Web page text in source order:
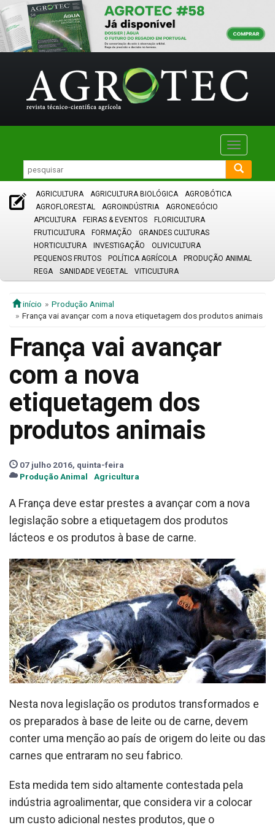
Toggle
AGRICULTURA AGRICULTURA BIOLÓGICA
AGROBÓTICA
AGROFLORESTAL
AGROINDÚSTRIA
AGRONEGÓCIO
APICULTURA
FEIRAS & EVENTOS
FLORICULTURA
FRUTICULTURA
FORMAÇÃO
GRANDES CULTURAS
HORTICULTURA
INVESTIGAÇÃO
OLIVICULTURA
PEQUENOS FRUTOS
POLÍTICA AGRÍCOLA
PRODUÇÃO ANIMAL
REGA
SANIDADE VEGETAL VITICULTURA
início
Produção Animal
França vai avançar com a nova etiquetagem dos produtos animais
França vai avançar
com a nova
etiquetagem dos
produtos animais
07 julho 2016, quinta-feira
Produção Animal
Agricultura
A França deve estar prestes a avançar com a nova
legislação sobre a etiquetagem dos produtos
lácteos e os produtos à base de carne.
Nesta nova legislação os produtos transformados e
os preparados à base de leite ou de carne, devem
conter uma menção ao país de origem do leite ou das
carnes que entraram no seu fabrico.
Esta medida tem sido altamente contestada pela
indústria agroalimentar, que considera vir a colocar
um custo adicional nestes produtos, que o